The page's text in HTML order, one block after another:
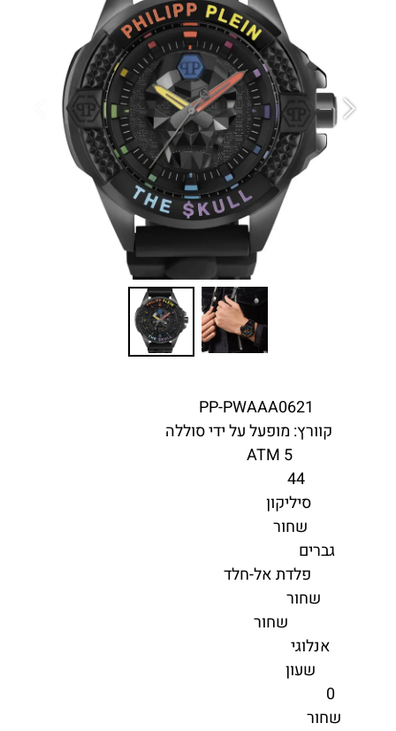
PP-PWAAA0621
קוורץ: מופעל על ידי סוללה
5 ATM
44
סיליקון
שחור
גברים
פלדת אל-חלד
שחור
שחור
אנלוגי
שעון
0
שחור